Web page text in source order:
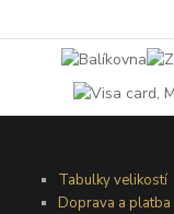
Tabulky velikostí
Doprava a platba